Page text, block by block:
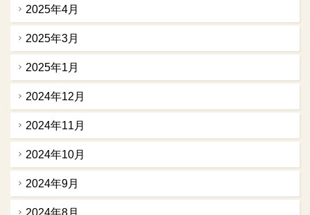
2025年4月
2025年3月
2025年1月
2024年12月
2024年11月
2024年10月
2024年9月
2024年8月